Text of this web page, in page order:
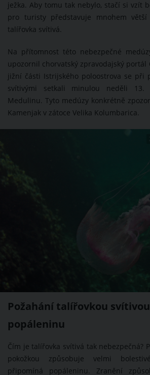
ježka. Aby tomu tak nebylo, stačí si vzít
pro turisty představuje mnohem
talířovka svítivá.
Na přítomnost této nebezpečné
upozornil chorvatský zpravodajský portál
jižní části Istrijského poloostrova se při
svítivými setkali minulou neděli 13.
Medulinu. Tyto medúzy konkrétně
Kamenjak v zátoce Velika Kolumbarica.
Požahání talířovkou
popáleninu
Čím je talířovka svítivá tak nebezpečná?
pokožkou způsobuje velmi
připomíná popáleninu. Zranění